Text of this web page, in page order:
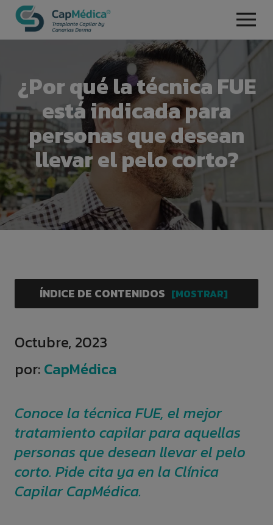
¿Por qué la técnica FUE
está indicada para
personas que desean
llevar el pelo corto?
ÍNDICE DE CONTENIDOS
Octubre, 2023
por: CapMédica
Conoce la técnica FUE, el mejor
tratamiento capilar para aquellas
personas que desean llevar el pelo
corto. Pide cita ya en la Clínica
Capilar CapMédica.